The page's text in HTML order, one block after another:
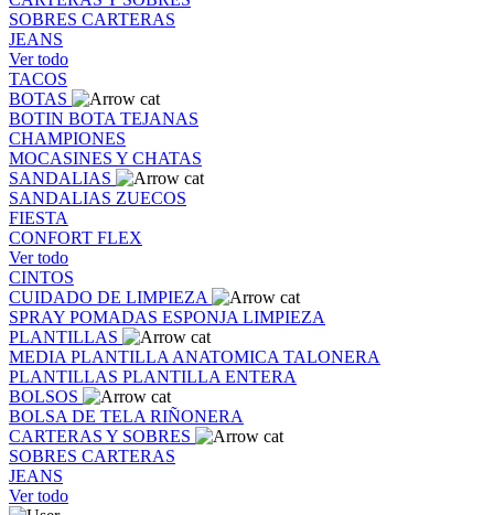
SOBRES CARTERAS
JEANS
Ver todo
TACOS
BOTAS
BOTIN BOTA TEJANAS
CHAMPIONES
MOCASINES Y CHATAS
SANDALIAS
SANDALIAS ZUECOS
FIESTA
CONFORT FLEX
Ver todo
CINTOS
CUIDADO DE LIMPIEZA
SPRAY POMADAS ESPONJA LIMPIEZA
PLANTILLAS
MEDIA PLANTILLA ANATOMICA TALONERA
PLANTILLAS PLANTILLA ENTERA
BOLSOS
BOLSA DE TELA RIÑONERA
CARTERAS Y SOBRES
SOBRES CARTERAS
JEANS
Ver todo